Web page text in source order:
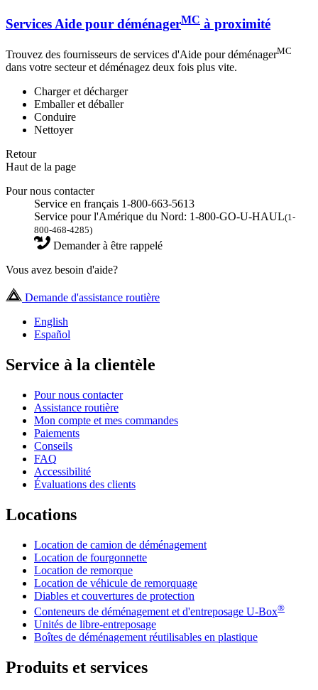
Services Aide pour déménagerMC à proximité
Trouvez des fournisseurs de services d'Aide pour déménagerMC
dans votre secteur et déménagez deux fois plus vite.
Charger et décharger
Emballer et déballer
Conduire
Nettoyer
Retour
Haut de la page
Pour nous contacter
Service en français 1-800-663-5613
Service pour l'Amérique du Nord: 1-800-GO-U-HAUL(1-
800-468-4285)
Demander à être rappelé
Vous avez besoin d'aide?
Demande d'assistance routière
English
Español
Service à la clientèle
Pour nous contacter
Assistance routière
Mon compte et mes commandes
Paiements
Conseils
FAQ
Accessibilité
Évaluations des clients
Locations
Location de camion de déménagement
Location de fourgonnette
Location de remorque
Location de véhicule de remorquage
Diables et couvertures de protection
Conteneurs de déménagement et d'entreposage U-Box®
Unités de libre-entreposage
Boîtes de déménagement réutilisables en plastique
Produits et services